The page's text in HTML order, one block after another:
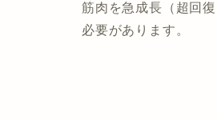
筋肉を急成長（ 超回復
必要があります。